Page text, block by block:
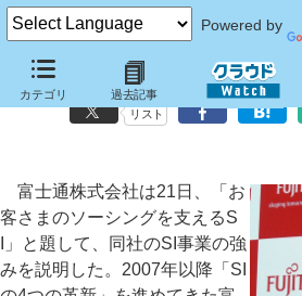
Powered by
カテゴリ 過去記事
「豊富なSI実績のクラウド展開が強み」、
リスト
富士通株式会社は21日、「お
客さまのソーシングを支えるS
I」と題して、同社のSI事業の強
みを説明した。2007年以降「SI